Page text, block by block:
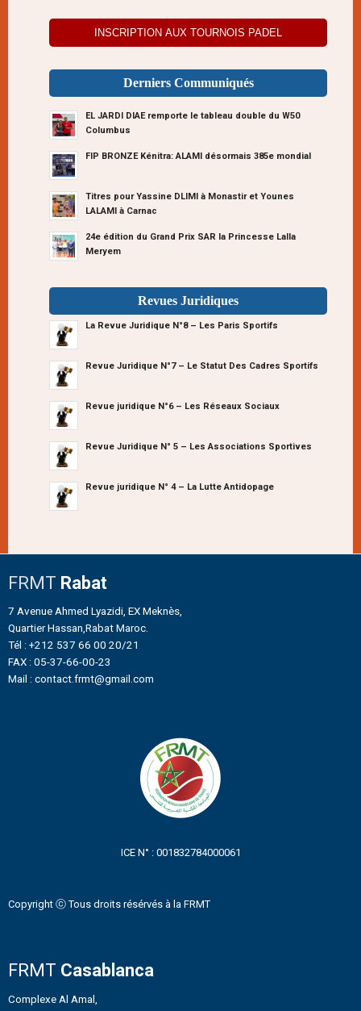
INSCRIPTION AUX TOURNOIS PADEL
Derniers Communiqués
EL JARDI DIAE remporte le tableau double du W50
Columbus
FIP BRONZE Kénitra: ALAMI désormais 385e mondial
Titres pour Yassine DLIMI à Monastir et Younes
LALAMI à Carnac
24e édition du Grand Prix SAR la Princesse Lalla
Meryem
Revues Juridiques
La Revue Juridique N°8 – Les Paris Sportifs
Revue Juridique N°7 – Le Statut Des Cadres Sportifs
Revue juridique N°6 – Les Réseaux Sociaux
Revue Juridique N° 5 – Les Associations Sportives
Revue juridique N° 4 – La Lutte Antidopage
FRMT Rabat
7 Avenue Ahmed Lyazidi, EX Meknès,
Quartier Hassan,Rabat Maroc.
Tél : +212 537 66 00 20/21
FAX : 05-37-66-00-23
Mail : contact.frmt@gmail.com
ICE N° : 001832784000061
Copyright ⓒ Tous droits résérvés à la FRMT
FRMT Casablanca
Complexe Al Amal,